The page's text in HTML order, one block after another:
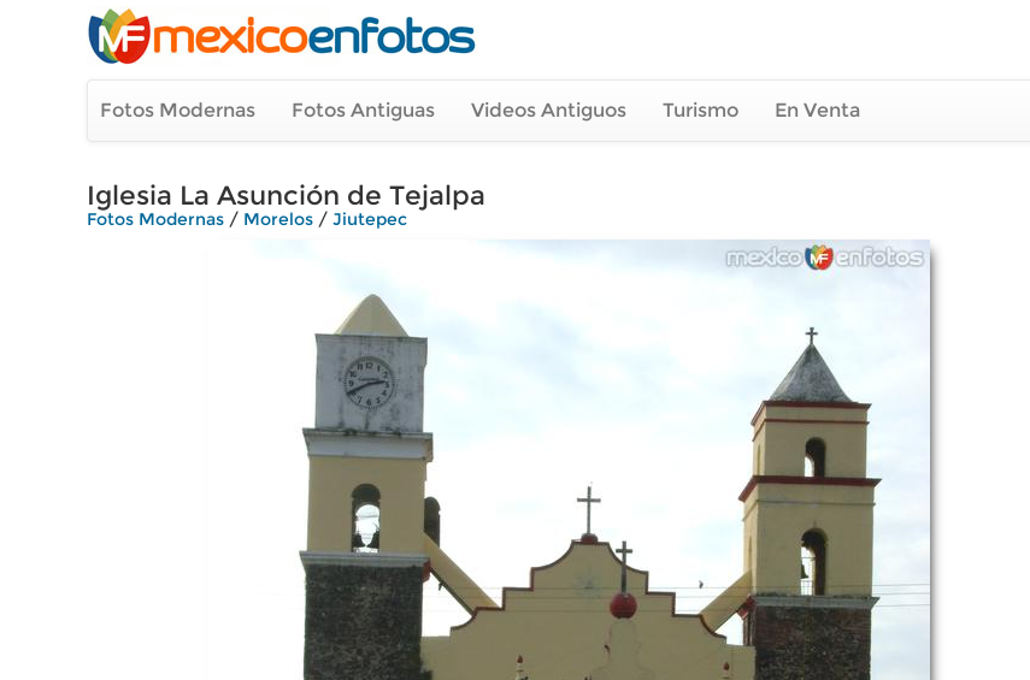
Fotos Modernas Fotos Antiguas Videos Antiguos Turismo En Venta
Iglesia La Asunción de Tejalpa
Fotos Modernas / Morelos / Jiutepec